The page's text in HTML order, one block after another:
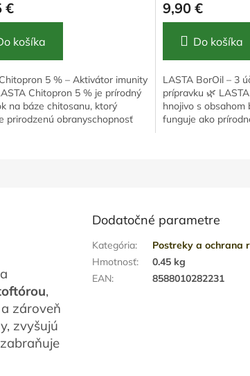
€
košíka
5 % – Aktivátor imunity
Chitopron 5 % je prírodný
na báze chitosanu, ktorý
prirodzenú obranyschopnosť
9,90 €
Do košíka
LASTA BorOil – 3
prípravku 🌿
hnojivo s obsahom
funguje ako
a
,
zároveň
zvyšujú
Dodatočné parametre
Kategória:
Postreky a ochrana
Hmotnosť:
0.45 kg
EAN: 8588010282231